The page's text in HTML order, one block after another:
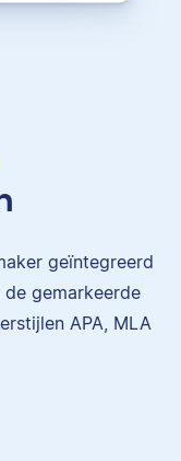
geïntegreerd
gemarkeerde
APA, MLA